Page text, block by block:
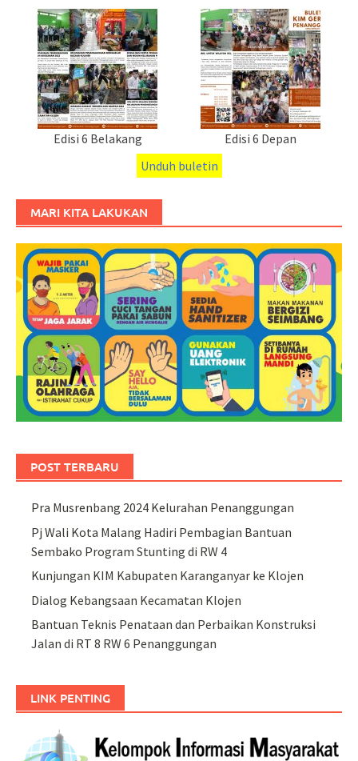
Edisi 6 Belakang
Edisi 6 Depan
Unduh buletin
MARI KITA LAKUKAN
POST TERBARU
Pra Musrenbang 2024 Kelurahan Penanggungan
Pj Wali Kota Malang Hadiri Pembagian Bantuan
Sembako Program Stunting di RW 4
Kunjungan KIM Kabupaten Karanganyar ke Klojen
Dialog Kebangsaan Kecamatan Klojen
Bantuan Teknis Penataan dan Perbaikan Konstruksi
Jalan di RT 8 RW 6 Penanggungan
LINK PENTING